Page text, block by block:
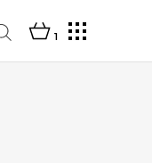
1